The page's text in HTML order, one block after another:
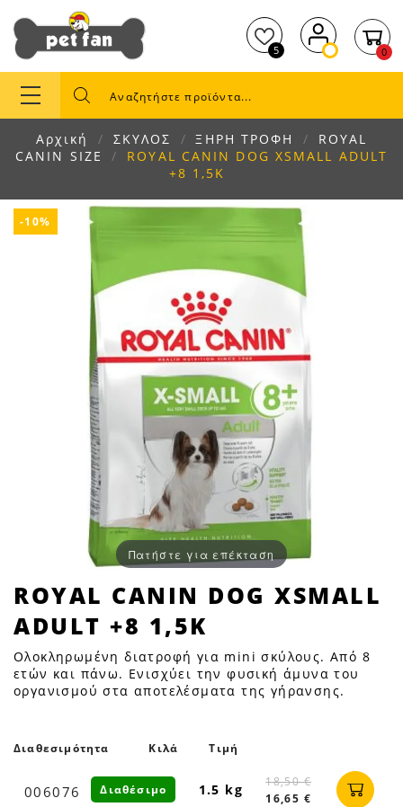
5 0
Αρχική ΣΚΥΛΟΣ ΞΗΡΗ ΤΡΟΦΗ
ROYAL
CANIN SIZE
ROYAL CANIN DOG XSMALL ADULT
+8 1,5K
-10%
Πατήστε για επέκταση
ROYAL
CANIN
DOG
XSMALL
ADULT
+8
|
Petfan
ROYAL CANIN DOG XSMALL
ADULT +8 1,5K
Ολοκληρωμένη διατροφή για mini σκύλους. Από 8
ετών και πάνω. Ενισχύει την φυσική άμυνα του
οργανισμού στα αποτελέσματα της γήρανσης.
Διαθεσιμότητα Κιλά Τιμή
006076 1.5 kg
18,50 €
16,65 €
Διαθέσιμο